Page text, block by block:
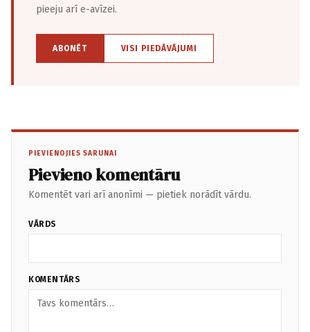
pieeju arī e-avīzei.
ABONĒT VISI PIEDĀVĀJUMI
PIEVIENOJIES SARUNAI
Pievieno komentāru
Komentēt vari arī anonīmi — pietiek norādīt vārdu.
VĀRDS
KOMENTĀRS